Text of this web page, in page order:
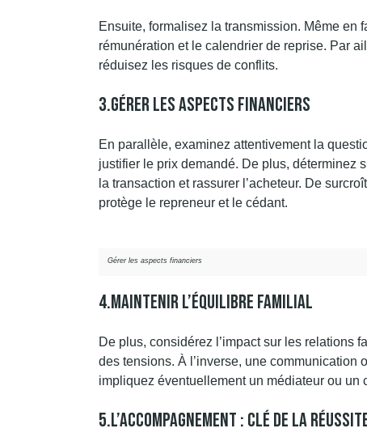
Ensuite, formalisez la transmission. Même en
rémunération et le calendrier de reprise. Par
réduisez les risques de conflits.
3.Gérer Les Aspects Financiers
En parallèle, examinez attentivement la
justifier le prix demandé. De plus, déterminez
la transaction et rassurer l’acheteur. De
protège le repreneur et le cédant.
Gérer les aspects financiers
4.Maintenir L’équilibre Familial
De plus, considérez l’impact sur les relations
des tensions. À l’inverse, une communication
impliquez éventuellement un médiateur ou un
5.L’accompagnement : Clé De La